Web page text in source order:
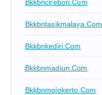
Bkkbncirebon.com
Bkkbntasikmalaya.com
Bkkbnkediri.com
Bkkbnmadiun.com
Bkkbnmojokerto.com